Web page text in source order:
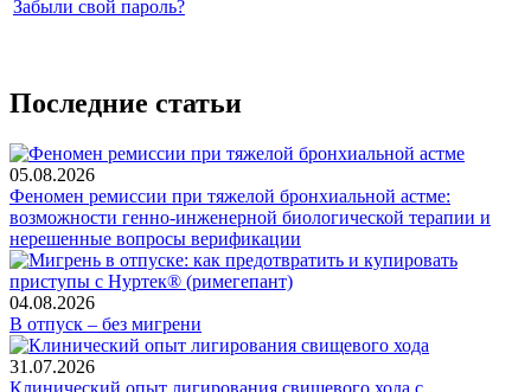
Забыли свой пароль?
Последние статьи
05.08.2026
Феномен ремиссии при тяжелой бронхиальной астме:
возможности генно-инженерной биологической терапии и
нерешенные вопросы верификации
04.08.2026
В отпуск – без мигрени
31.07.2026
Клинический опыт лигирования свищевого хода с